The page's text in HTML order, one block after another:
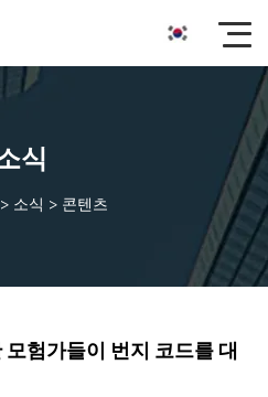
식
> 소식 > 콘텐츠
험가들이 번지 코드를 대